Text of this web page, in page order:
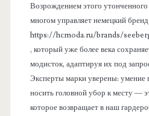
Возрождением этого
многом управляет немецкий бренд
https://hcmoda.ru/brands/
, который уже более века
модисток, адаптируя их под
Эксперты марки уверены: умение
носить головной убор к месту —
которое возвращает в наш